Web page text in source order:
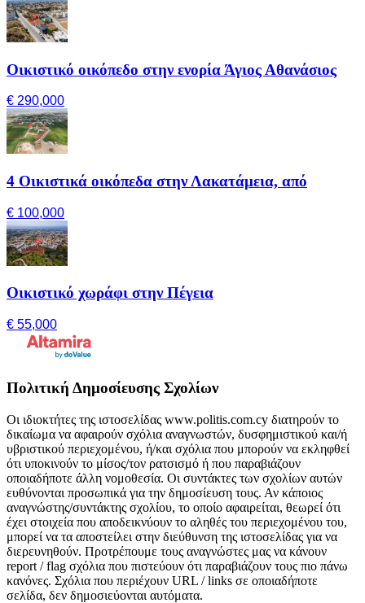
Οικιστικό οικόπεδο στην ενορία Άγιος Αθανάσιος
€ 290,000
4 Οικιστικά οικόπεδα στην Λακατάμεια, από
€ 100,000
Οικιστικό χωράφι στην Πέγεια
€ 55,000
Πολιτική Δημοσίευσης Σχολίων
Οι ιδιοκτήτες της ιστοσελίδας www.politis.com.cy διατηρούν το
δικαίωμα να αφαιρούν σχόλια αναγνωστών, δυσφημιστικού και/ή
υβριστικού περιεχομένου, ή/και σχόλια που μπορούν να εκληφθεί
ότι υποκινούν το μίσος/τον ρατσισμό ή που παραβιάζουν
οποιαδήποτε άλλη νομοθεσία. Οι συντάκτες των σχολίων αυτών
ευθύνονται προσωπικά για την δημοσίευση τους. Αν κάποιος
αναγνώστης/συντάκτης σχολίου, το οποίο αφαιρείται, θεωρεί ότι
έχει στοιχεία που αποδεικνύουν το αληθές του περιεχομένου του,
μπορεί να τα αποστείλει στην διεύθυνση της ιστοσελίδας για να
διερευνηθούν. Προτρέπουμε τους αναγνώστες μας να κάνουν
report / flag σχόλια που πιστεύουν ότι παραβιάζουν τους πιο πάνω
κανόνες. Σχόλια που περιέχουν URL / links σε οποιαδήποτε
σελίδα, δεν δημοσιεύονται αυτόματα.